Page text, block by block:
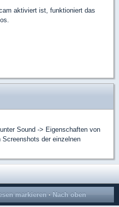
aktiviert ist, funktioniert das
Sound -> Eigenschaften von
der einzelnen
markieren · Nach oben